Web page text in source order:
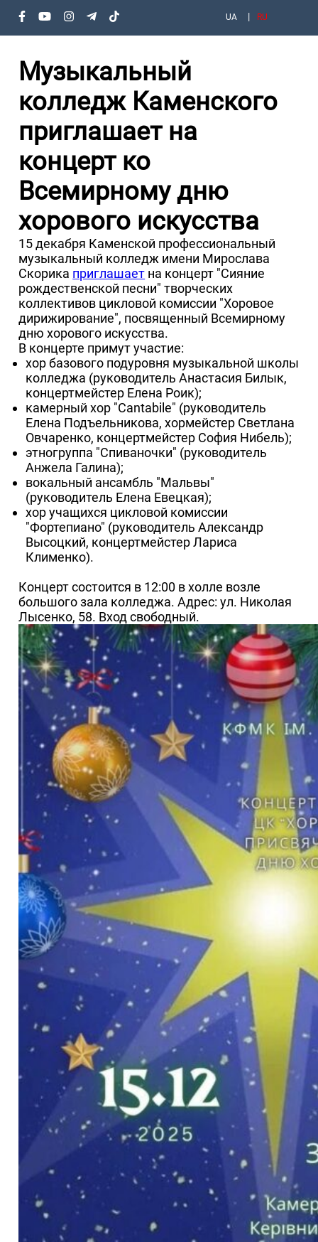
UA RU
Музыкальный
колледж Каменского
приглашает на
концерт ко
Всемирному дню
хорового искусства
15 декабря Каменской профессиональный
музыкальный колледж имени Мирослава
Скорика приглашает на концерт "Сияние
рождественской песни" творческих
коллективов цикловой комиссии "Хоровое
дирижирование", посвященный Всемирному
дню хорового искусства.
В концерте примут участие:
хор базового подуровня музыкальной школы
колледжа (руководитель Анастасия Билык,
концертмейстер Елена Роик);
камерный хор "Cantabile" (руководитель
Елена Подъельникова, хормейстер Светлана
Овчаренко, концертмейстер София Нибель);
этногруппа "Спиваночки" (руководитель
Анжела Галина);
вокальный ансамбль "Мальвы"
(руководитель Елена Евецкая);
хор учащихся цикловой комиссии
"Фортепиано" (руководитель Александр
Высоцкий, концертмейстер Лариса
Клименко).
Концерт состоится в 12:00 в холле возле
большого зала колледжа. Адрес: ул. Николая
Лысенко, 58. Вход свободный.